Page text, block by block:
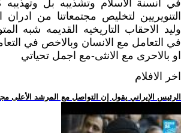
في انسنة الاسلام وتشذيبه بل وتهذيبه
التنويريين لتخليص مجتمعاتنا من ادران
وليد الاحقاب التاريخيه القديمه شبه
في التعامل مع الانسان وبالاخص في
او بالاحرى مع الانثى-مع اجمل تحياتي
اخر الافلام
.. الرئيس الإيراني يقول إن التواصل مع المرشد الأعلى